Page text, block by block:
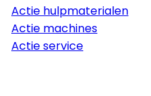
Actie hulpmaterialen
Actie machines
Actie service